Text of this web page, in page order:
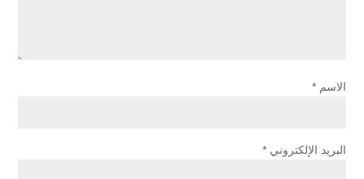
الاسم *
البريد الإلكتروني *